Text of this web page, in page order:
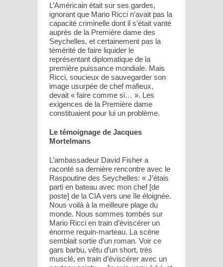
L’Américain était sur ses gardes,
ignorant que Mario Ricci n’avait pas la
capacité criminelle dont il s’était vanté
auprès de la Première dame des
Seychelles, et certainement pas la
témérité de faire liquider le
représentant diplomatique de la
première puissance mondiale. Mais
Ricci, soucieux de sauvegarder son
image usurpée de chef mafieux,
devait « faire comme si… ». Les
exigences de la Première dame
constituaient pour lui un problème.
Le témoignage de Jacques
Mortelmans
L’ambassadeur David Fisher a
raconté sa dernière rencontre avec le
Raspoutine des Seychelles: « J’étais
parti en bateau avec mon chef [de
poste] de la CIA vers une île éloignée.
Nous voilà à la meilleure plage du
monde. Nous sommes tombés sur
Mario Ricci en train d’éviscérer un
énorme requin-marteau. La scène
semblait sortie d’un roman. Voir ce
gars barbu, vêtu d’un short, très
musclé, en train d’éviscérer avec un